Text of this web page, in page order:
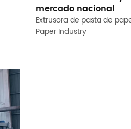
mercado nacional
Extrusora de pasta de
Paper Industry